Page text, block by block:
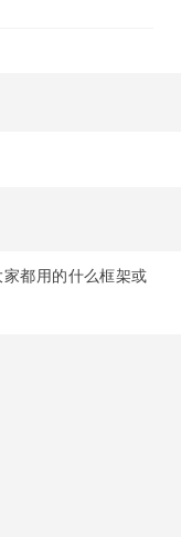
都用的什么框架或